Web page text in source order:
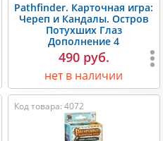
Pathfinder. Карточная игра:
Череп и Кандалы. Остров
Потухших Глаз
Дополнение 4
490 руб.
нет в наличии
Код товара: 4072